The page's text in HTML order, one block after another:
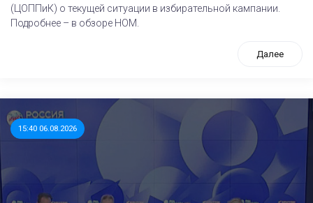
(ЦОППиК) о текущей ситуации в избирательной кампании.
Подробнее – в обзоре НОМ.
Далее
15:40 06.08.2026